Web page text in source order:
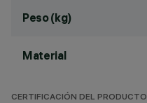
Peso (kg)
Material
CERTIFICACIÓN DEL PRODUCTO